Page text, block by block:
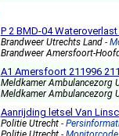
P 2 BMD-04
Brandweer Utrechts Land -
Brandweer Amersfoort-
A1 Amersfoort 211996
Meldkamer Ambulancezorg
Meldkamer Ambulancezorg
Aanrijding letsel Van
Politie Utrecht -